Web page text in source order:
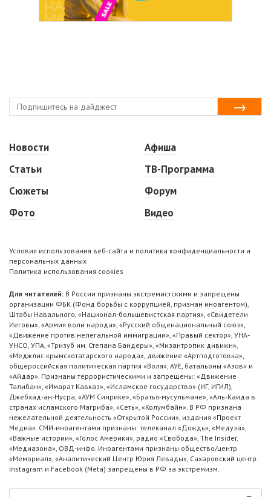
Новости
Статьи
Сюжеты
Фото
Афиша
ТВ-Программа
Форум
Видео
Условия использования веб-сайта и политика конфиденциальности и
персональных данных
Политика использования cookies
Для читателей: В России признаны экстремистскими и запрещены
организации ФБК (Фонд борьбы с коррупцией, признан иноагентом),
Штабы Навального, «Национал-большевистская партия», «Свидетели
Иеговы», «Армия воли народа», «Русский общенациональный союз»,
«Движение против нелегальной иммиграции», «Правый сектор», УНА-
УНСО, УПА, «Тризуб им. Степана Бандеры», «Мизантропик дивижн»,
«Меджлис крымскотатарского народа», движение «Артподготовка»,
общероссийская политическая партия «Воля», АУЕ, батальоны «Азов» и
«Айдар». Признаны террористическими и запрещены: «Движение
Талибан», «Имарат Кавказ», «Исламское государство» (ИГ, ИГИЛ),
Джебхад-ан-Нусра, «АУМ Синрике», «Братья-мусульмане», «Аль-Каида в
странах исламского Магриба», «Сеть», «Колумбайн». В РФ признана
нежелательной деятельность «Открытой России», издания «Проект
Медиа». СМИ-иноагентами признаны: телеканал «Дождь», «Медуза»,
«Важные истории», «Голос Америки», радио «Свобода», The Insider,
«Медиазона», ОВД-инфо. Иноагентами признаны общество/центр
«Мемориал», «Аналитический Центр Юрия Левады», Сахаровский центр.
Instagram и Facebook (Metа) запрещены в РФ за экстремизм.